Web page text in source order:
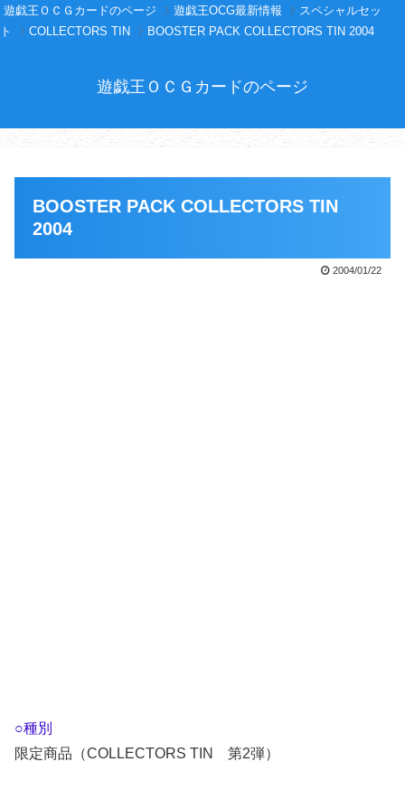
遊戯王ＯＣＧカードのページ 遊戯王OCG最新情報
スペシャルセッ
ト
COLLECTORS TIN BOOSTER PACK COLLECTORS TIN 2004
遊戯王ＯＣＧカードのページ
BOOSTER PACK COLLECTORS TIN
2004
2004/01/22
○種別
限定商品（COLLECTORS TIN 第2弾）